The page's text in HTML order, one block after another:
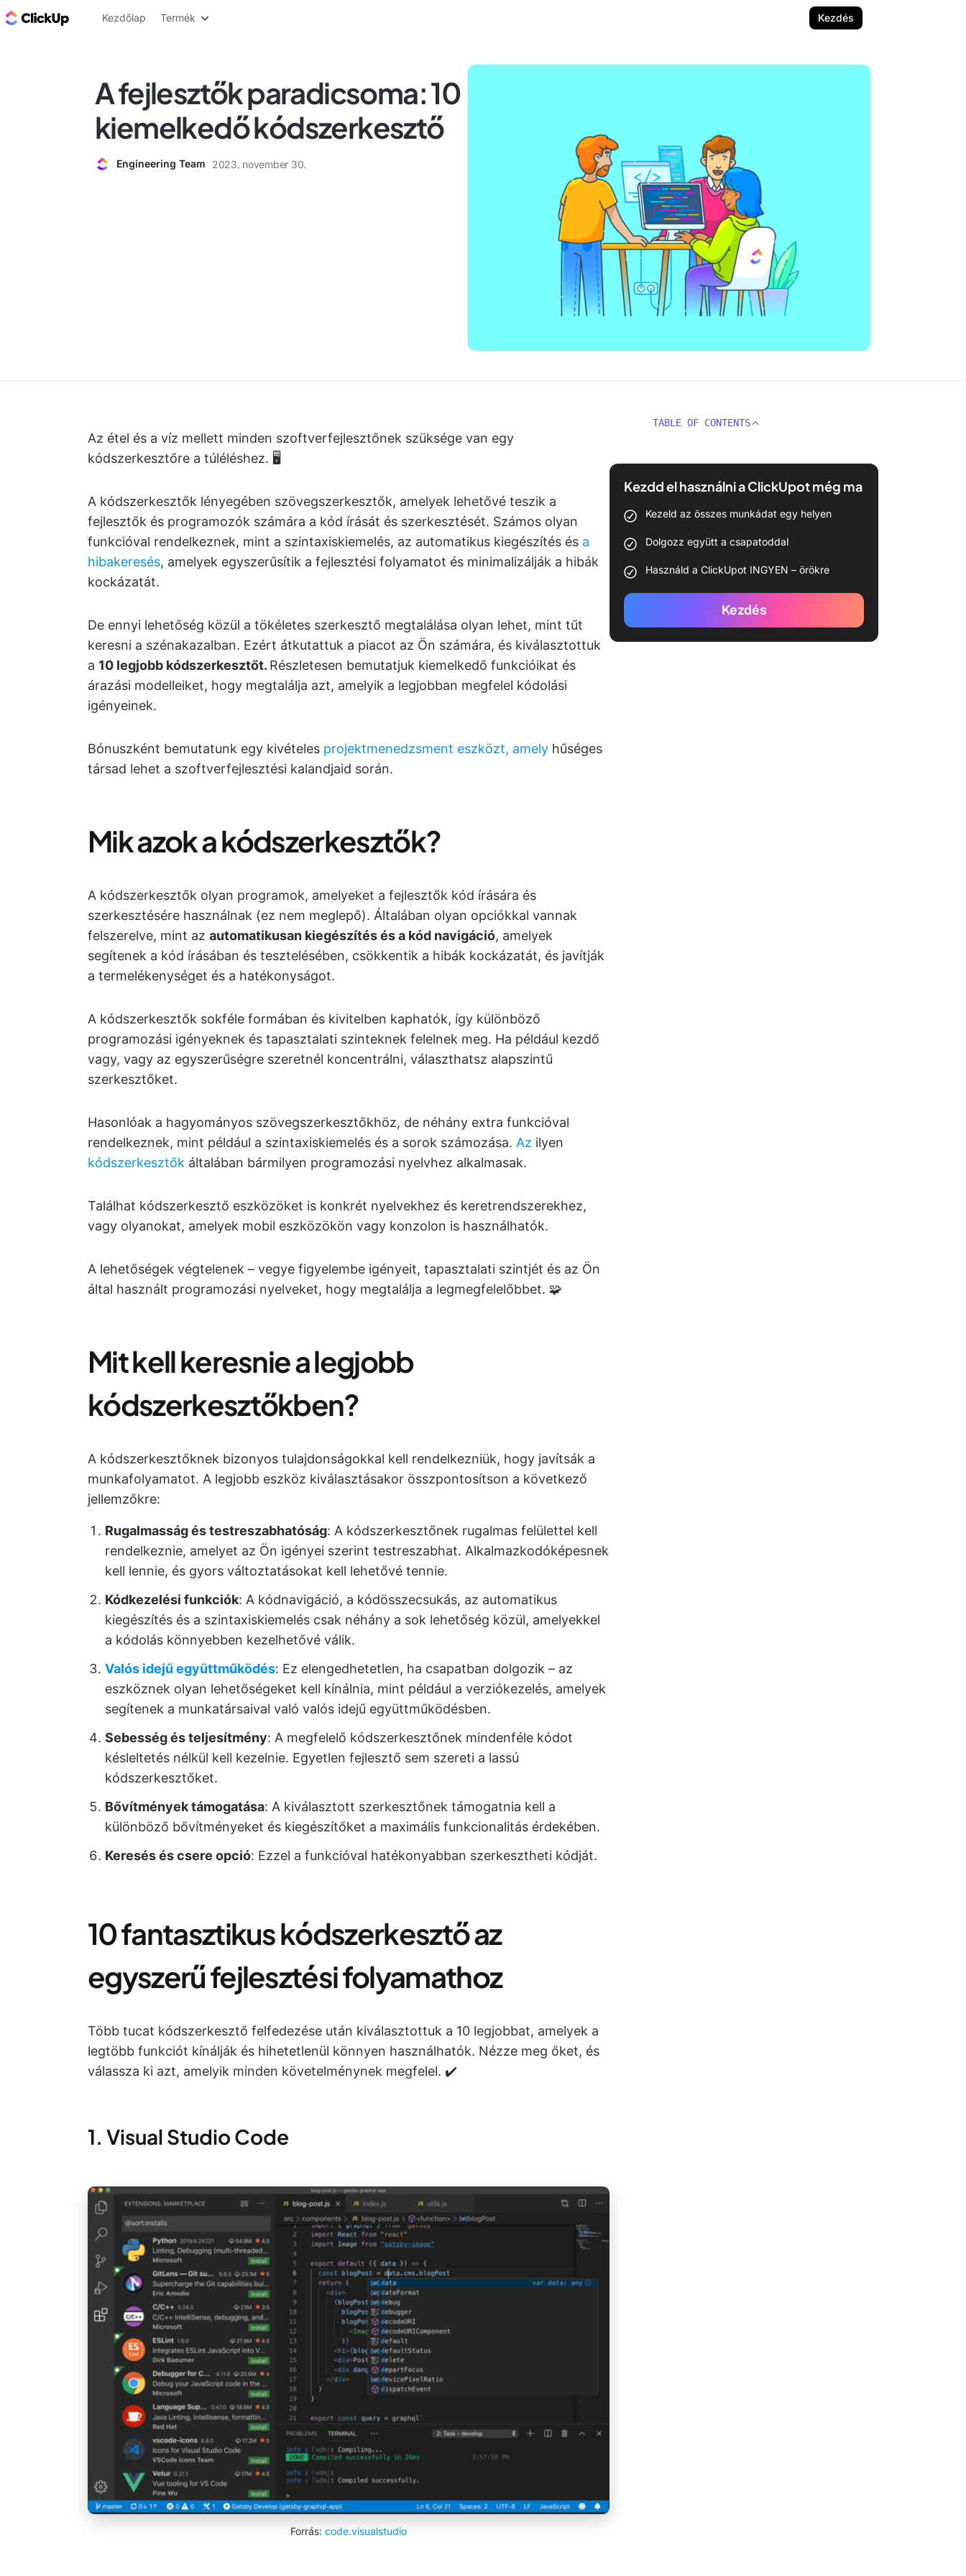
ClickUp blog
Kezdőlap Termék Kezdés
A fejlesztők paradicsoma: 10
kiemelkedő kódszerkesztő
Engineering Team 2023. november 30.
Az étel és a víz mellett minden szoftverfejlesztőnek szüksége van egy
kódszerkesztőre a túléléshez. 🖥️
A kódszerkesztők lényegében szövegszerkesztők, amelyek lehetővé teszik a
fejlesztők és programozók számára a kód írását és szerkesztését. Számos olyan
funkcióval rendelkeznek, mint a szintaxiskiemelés, az automatikus kiegészítés és a
hibakeresés, amelyek egyszerűsítik a fejlesztési folyamatot és minimalizálják a hibák
kockázatát.
De ennyi lehetőség közül a tökéletes szerkesztő megtalálása olyan lehet, mint tűt
keresni a szénakazalban. Ezért átkutattuk a piacot az Ön számára, és kiválasztottuk
a 10 legjobb kódszerkesztőt. Részletesen bemutatjuk kiemelkedő funkcióikat és
árazási modelleiket, hogy megtalálja azt, amelyik a legjobban megfelel kódolási
igényeinek.
Bónuszként bemutatunk egy kivételes projektmenedzsment eszközt, amely hűséges
társad lehet a szoftverfejlesztési kalandjaid során.
Mik azok a kódszerkesztők?
A kódszerkesztők olyan programok, amelyeket a fejlesztők kód írására és
szerkesztésére használnak (ez nem meglepő). Általában olyan opciókkal vannak
felszerelve, mint az automatikusan kiegészítés és a kód navigáció, amelyek
segítenek a kód írásában és tesztelésében, csökkentik a hibák kockázatát, és javítják
a termelékenységet és a hatékonyságot.
A kódszerkesztők sokféle formában és kivitelben kaphatók, így különböző
programozási igényeknek és tapasztalati szinteknek felelnek meg. Ha például kezdő
vagy, vagy az egyszerűségre szeretnél koncentrálni, választhatsz alapszintű
szerkesztőket.
Hasonlóak a hagyományos szövegszerkesztőkhöz, de néhány extra funkcióval
rendelkeznek, mint például a szintaxiskiemelés és a sorok számozása. Az ilyen
kódszerkesztők általában bármilyen programozási nyelvhez alkalmasak.
Találhat kódszerkesztő eszközöket is konkrét nyelvekhez és keretrendszerekhez,
vagy olyanokat, amelyek mobil eszközökön vagy konzolon is használhatók.
A lehetőségek végtelenek – vegye figyelembe igényeit, tapasztalati szintjét és az Ön
által használt programozási nyelveket, hogy megtalálja a legmegfelelőbbet. 🧩
Mit kell keresnie a legjobb
kódszerkesztőkben?
A kódszerkesztőknek bizonyos tulajdonságokkal kell rendelkezniük, hogy javítsák a
munkafolyamatot. A legjobb eszköz kiválasztásakor összpontosítson a következő
jellemzőkre:
Rugalmasság és testreszabhatóság: A kódszerkesztőnek rugalmas felülettel kell
rendelkeznie, amelyet az Ön igényei szerint testreszabhat. Alkalmazkodóképesnek
kell lennie, és gyors változtatásokat kell lehetővé tennie.
Kódkezelési funkciók: A kódnavigáció, a kódösszecsukás, az automatikus
kiegészítés és a szintaxiskiemelés csak néhány a sok lehetőség közül, amelyekkel
a kódolás könnyebben kezelhetővé válik.
Valós idejű együttműködés: Ez elengedhetetlen, ha csapatban dolgozik – az
eszköznek olyan lehetőségeket kell kínálnia, mint például a verziókezelés, amelyek
segítenek a munkatársaival való valós idejű együttműködésben.
Sebesség és teljesítmény: A megfelelő kódszerkesztőnek mindenféle kódot
késleltetés nélkül kell kezelnie. Egyetlen fejlesztő sem szereti a lassú
kódszerkesztőket.
Bővítmények támogatása: A kiválasztott szerkesztőnek támogatnia kell a
különböző bővítményeket és kiegészítőket a maximális funkcionalitás érdekében.
Keresés és csere opció: Ezzel a funkcióval hatékonyabban szerkesztheti kódját.
10 fantasztikus kódszerkesztő az
egyszerű fejlesztési folyamathoz
Több tucat kódszerkesztő felfedezése után kiválasztottuk a 10 legjobbat, amelyek a
legtöbb funkciót kínálják és hihetetlenül könnyen használhatók. Nézze meg őket, és
válassza ki azt, amelyik minden követelménynek megfelel. ✔️
1. Visual Studio Code
Forrás: code.visualstudio
TABLE OF CONTENTS
Kezdd el használni a ClickUpot még ma
Kezeld az összes munkádat egy helyen
Dolgozz együtt a csapatoddal
Használd a ClickUpot INGYEN – örökre
Kezdés